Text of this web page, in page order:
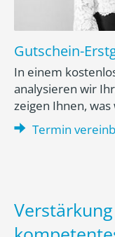
Gutschein-
In einem
analysieren wir
zeigen Ihnen,
Termin